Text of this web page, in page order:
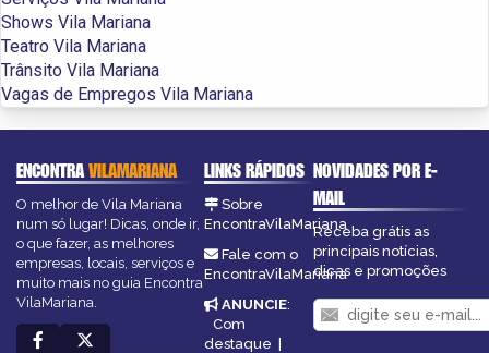
Shows Vila Mariana
Teatro Vila Mariana
Trânsito Vila Mariana
Vagas de Empregos Vila Mariana
ENCONTRAVILAMARIANA
O melhor de Vila Mariana
num só lugar! Dicas, onde ir,
o que fazer, as melhores
empresas, locais, serviços e
muito mais no guia Encontra
VilaMariana.
LINKS RÁPIDOS
Sobre
EncontraVilaMariana
Fale com o
EncontraVilaMariana
ANUNCIE:
Com
destaque |
NOVIDADES POR E-
MAIL
Receba grátis as
principais notícias,
dicas e promoções